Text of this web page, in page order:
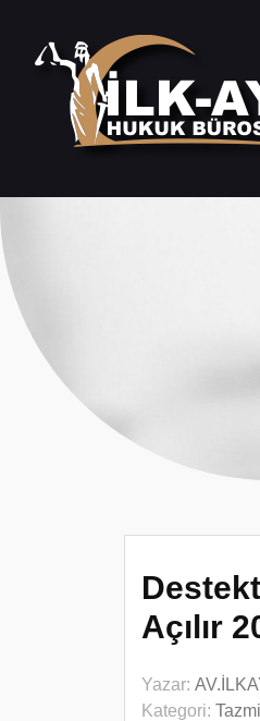
Açılır
Yazar:
Kategori: